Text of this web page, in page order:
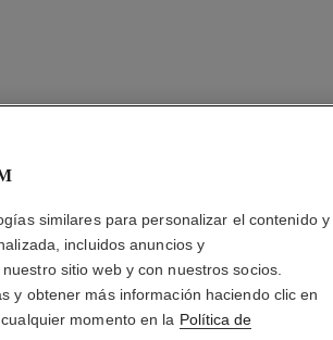
N°5
Desodorante Vaporizador
Más información
similares para personalizar el contenido y
incluidos anuncios y
sitio web y con nuestros socios.
y obtener más información haciendo clic en
momento en la Política de